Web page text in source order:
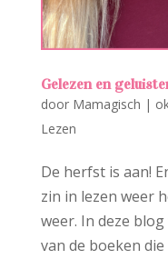
Gelezen en
door Mamagisch |
Lezen
De herfst is aan!
zin in lezen weer
weer. In deze
van de boeken